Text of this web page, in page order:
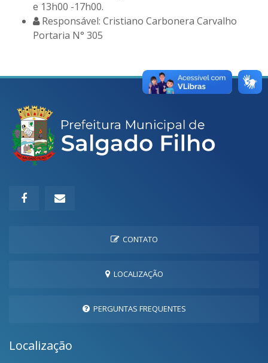
e 13h00 -17h00.
Responsável: Cristiano Carbonera Carvalho
Portaria N° 305
CONTATO
LOCALIZAÇÃO
PERGUNTAS FREQUENTES
Localização